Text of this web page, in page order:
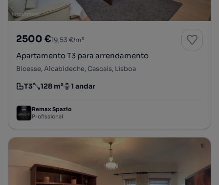
2500 €19,53 €/m²
Apartamento T3 para arrendamento
Bicesse, Alcabideche, Cascais, Lisboa
Tipologia
T3
Preço por metro quadrado
128 m²
Andar 1 andar
Remax Spazio
Profissional